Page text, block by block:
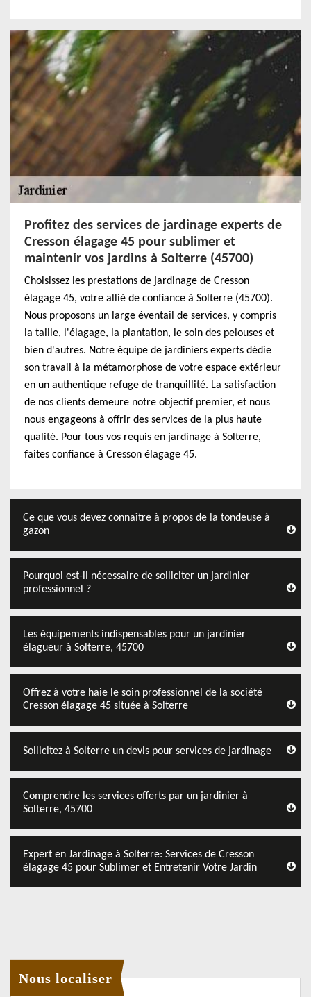
Profitez des services de jardinage experts de
Cresson élagage 45 pour sublimer et
maintenir vos jardins à Solterre (45700)
Choisissez les prestations de jardinage de Cresson
élagage 45, votre allié de confiance à Solterre (45700).
Nous proposons un large éventail de services, y compris
la taille, l'élagage, la plantation, le soin des pelouses et
bien d'autres. Notre équipe de jardiniers experts dédie
son travail à la métamorphose de votre espace extérieur
en un authentique refuge de tranquillité. La satisfaction
de nos clients demeure notre objectif premier, et nous
nous engageons à offrir des services de la plus haute
qualité. Pour tous vos requis en jardinage à Solterre,
faites confiance à Cresson élagage 45.
Ce que vous devez connaître à propos de la tondeuse à
gazon
Pourquoi est-il nécessaire de solliciter un jardinier
professionnel ?
Les équipements indispensables pour un jardinier
élagueur à Solterre, 45700
Offrez à votre haie le soin professionnel de la société
Cresson élagage 45 située à Solterre
Sollicitez à Solterre un devis pour services de jardinage
Comprendre les services offerts par un jardinier à
Solterre, 45700
Expert en Jardinage à Solterre: Services de Cresson
élagage 45 pour Sublimer et Entretenir Votre Jardin
Nous localiser